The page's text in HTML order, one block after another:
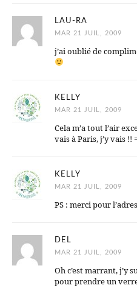
LAU-RA
MAR 21 JUIL, 2009
j’ai oublié de
KELLY
MAR 21 JUIL, 2009
Cela m’a tout l’air
vais à Paris, j’y vais !!
KELLY
MAR 21 JUIL, 2009
PS : merci pour
DEL
MAR 21 JUIL, 2009
Oh c’est marrant, j’y
pour prendre un